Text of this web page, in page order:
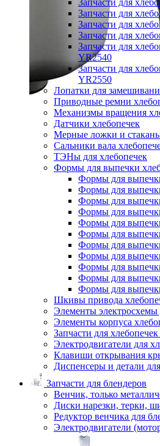
Запчасти для
Запчасти для
Запчасти для
Запчасти для
Запчасти для
YR2540
Запчасти для
YR2550
Лопатки для
Приводные ремни
Механизмы вращения
Датчики хлебопечек
Мерные ложки и
Сальники вала
ТЭНы для хлебопечек
Формы для выпечки
Формы для
Формы для
Формы для
Формы для
Формы для
Формы для
Формы для
Формы для
Формы для
Формы для
Формы для
Шкивы привода
Элементы электросхемы
Элементы корпуса
Запчасти для
Электродвигатели для
Клавиши открывания
Диспенсеры и детали
Запчасти для блендеров
Венчик, только
Диски нарезки, терки,
Редуктор венчика для
Электродвигатели